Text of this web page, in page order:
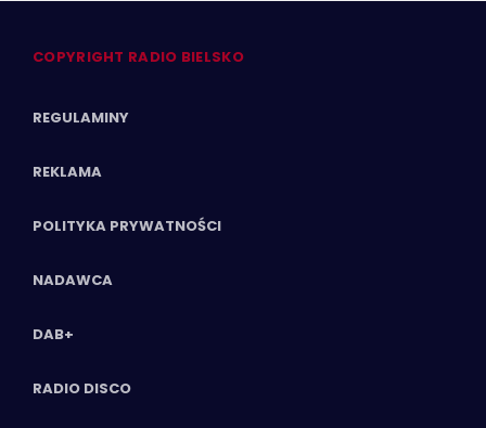
COPYRIGHT RADIO BIELSKO
REGULAMINY
REKLAMA
POLITYKA PRYWATNOŚCI
NADAWCA
DAB+
RADIO DISCO